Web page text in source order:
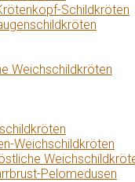
Schildkröten
Weichschildkröten
Weichschildkröten
Pelomedusen